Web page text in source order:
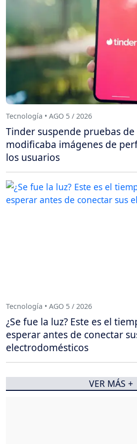
Tecnología • AGO 5 / 2026
Tinder suspende pruebas de
modificaba imágenes de
los usuarios
Tecnología • AGO 5 / 2026
¿Se fue la luz? Este es el
esperar antes de conectar
electrodomésticos
VER MÁS +